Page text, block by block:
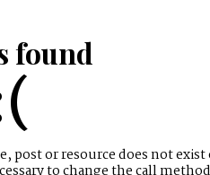
found
post or resource does not exist